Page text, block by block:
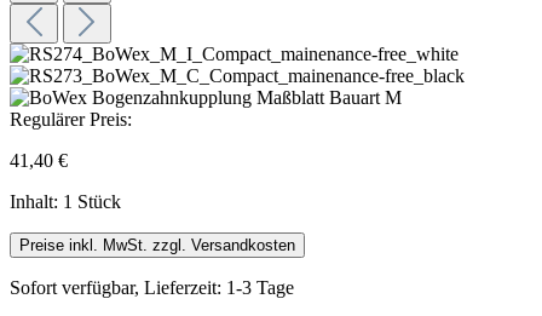
Regulärer Preis:
41,40 €
Inhalt: 1 Stück
Preise inkl. MwSt. zzgl. Versandkosten
Sofort verfügbar, Lieferzeit: 1-3 Tage